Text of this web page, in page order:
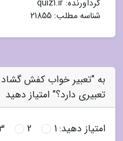
گردآورنده: quiz1.ir
شناسه مطلب: 21855
به "تعبیر خواب کفش
تعبیری دارد؟" امتیاز دهید
امتیاز دهید:1
2